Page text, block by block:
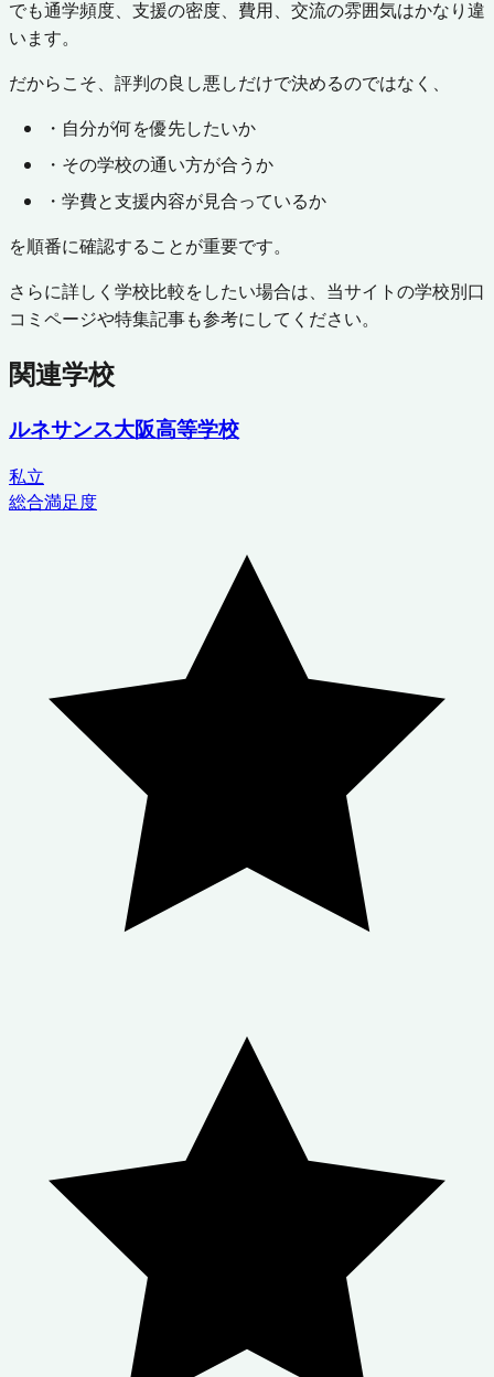
でも通学頻度、支援の密度、費用、交流の雰囲気はかなり違
います。
だからこそ、評判の良し悪しだけで決めるのではなく、
・自分が何を優先したいか
・その学校の通い方が合うか
・学費と支援内容が見合っているか
を順番に確認することが重要です。
さらに詳しく学校比較をしたい場合は、当サイトの学校別口
コミページや特集記事も参考にしてください。
関連学校
ルネサンス大阪高等学校
私立
総合満足度